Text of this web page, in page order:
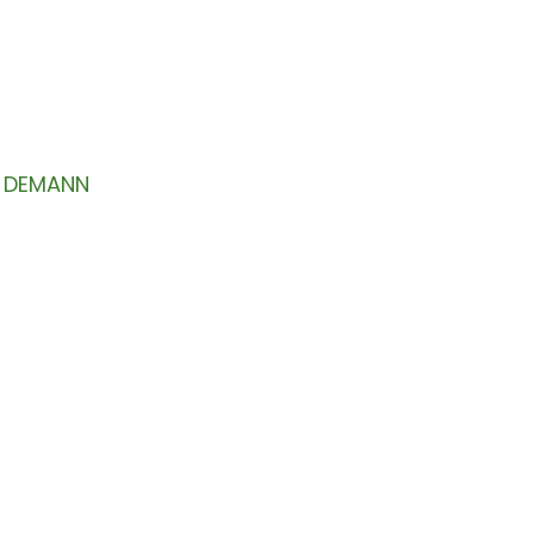
DEMANN